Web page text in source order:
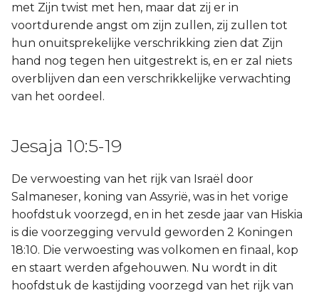
met Zijn twist met hen, maar dat zij er in
voortdurende angst om zijn zullen, zij zullen tot
hun onuitsprekelijke verschrikking zien dat Zijn
hand nog tegen hen uitgestrekt is, en er zal niets
overblijven dan een verschrikkelijke verwachting
van het oordeel.
Jesaja 10:5-19
De verwoesting van het rijk van Israël door
Salmaneser, koning van Assyrië, was in het vorige
hoofdstuk voorzegd, en in het zesde jaar van Hiskia
is die voorzegging vervuld geworden 2 Koningen
18:10. Die verwoesting was volkomen en finaal, kop
en staart werden afgehouwen. Nu wordt in dit
hoofdstuk de kastijding voorzegd van het rijk van